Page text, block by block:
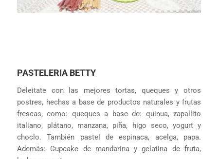
PASTELERIA BETTY
Deleitate con las mejores tortas, queques y otros
postres, hechas a base de productos naturales y frutas
frescas, como: queques a base de: quinua, zapallito
italiano, plátano, manzana, piña, higo seco, yogurt y
choclo. También pastel de espinaca, acelga, papa.
Además: Cupcake de mandarina y gelatina de fruta,